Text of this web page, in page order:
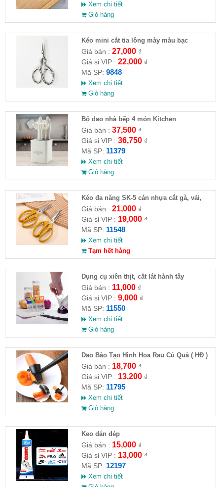
Xem chi tiết
Giỏ hàng
Kéo mini cắt tỉa lông mày màu bạc
9.5x4.8cm
Giá bán : 27,000₫
Giá sỉ VIP : 22,000₫
Mã SP: 9848
Xem chi tiết
Giỏ hàng
Bộ dao nhà bếp 4 món Kitchen
Giá bán : 37,500₫
Giá sỉ VIP : 36,750₫
Mã SP: 11379
Xem chi tiết
Giỏ hàng
Kéo đa năng SK-5 cán nhựa cắt gà, vải,
giấy
Giá bán : 21,000₫
Giá sỉ VIP : 19,000₫
Mã SP: 11548
Xem chi tiết
Tạm hết hàng
Dụng cụ xiên thịt, cắt lát hành tây
Giá bán : 11,000₫
Giá sỉ VIP : 9,000₫
Mã SP: 11550
Xem chi tiết
Giỏ hàng
Dao Bào Tạo Hình Hoa Rau Củ Quả ( HĐ )
Giá bán : 18,700₫
Giá sỉ VIP : 13,200₫
Mã SP: 11795
Xem chi tiết
Giỏ hàng
Keo dán dép
Giá bán : 15,000₫
Giá sỉ VIP : 13,000₫
Mã SP: 12197
Xem chi tiết